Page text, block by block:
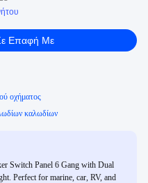
Επαφή Με
οχήματος
καλωδίων
Switch Panel 6 Gang with Dual
Perfect for marine, car, RV, and